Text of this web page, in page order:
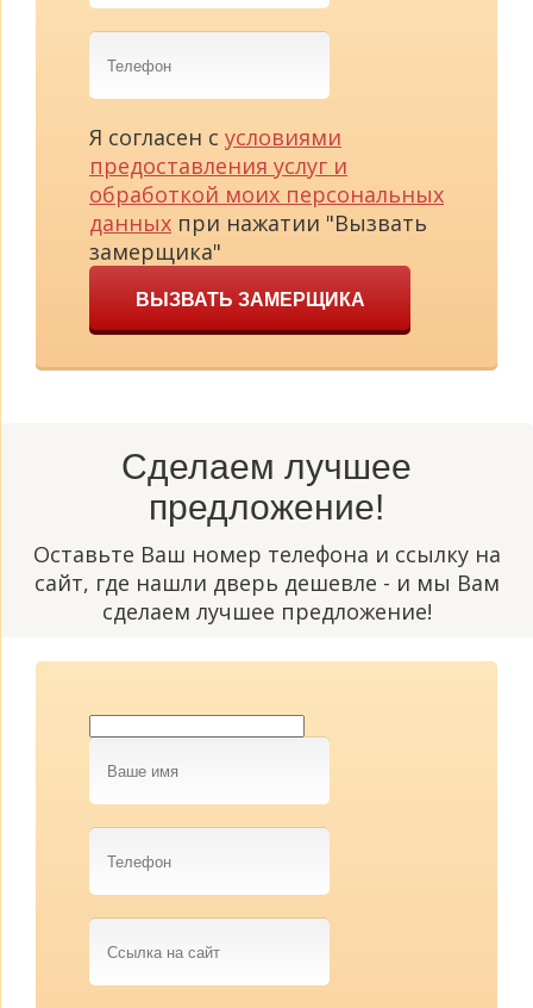
Телефон
Я согласен с условиями
предоставления услуг и
обработкой моих персональных
данных при нажатии "Вызвать
замерщика"
ВЫЗВАТЬ ЗАМЕРЩИКА
Сделаем лучшее
предложение!
Оставьте Ваш номер телефона и ссылку на
сайт, где нашли дверь дешевле - и мы Вам
сделаем лучшее предложение!
Ваше
имя
Телефон
Ссылка
на
сайт